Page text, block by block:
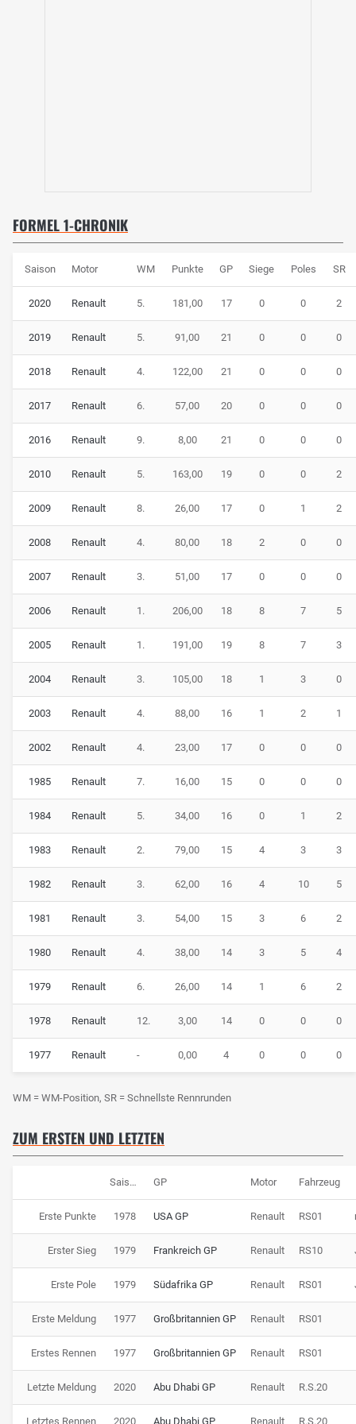
Landete man im Vorjahr nach auf Rang 4 der
Konstrukteurswertung, wurde man 2019 vom Kundenteam
einmal sechs Zähler vorToro Rosso
. Lediglich auf der
Power-Strecke von Monza konnte Renault mit Rang 4 und
Misere war die Disqualifikation beider Fahrzeuge beim
Großen Preis von Japan. Teamintern hatte Daniel
Ricciardo Nico Hülkenberg klar im Griff.
Ricciardo blieb 2020 bei Renault, während sich sein
deutscher Teamkollege aus der Formel 1 verabschiedete.
Er wurde durch Esteban Ocon ersetzt.
Esteban Ocon und Daniel Ricciardo im Renault-Merch, Foto: Renault
2021 wurde Renault rebranded und fährt seither unter dem
NamenAlpine. In der aktuellen Saison 2025 fahren der
Rookie
Franco Colapinto undPierre Gasly für das Team.
FORMEL 1-CHRONIK
Saison Motor WM Punkte GP Siege Poles SR
2020 Renault 5. 181,00 17 0 0 2
2019 Renault 5. 91,00 21 0 0 0
2018 Renault 4. 122,00 21 0 0 0
2017 Renault 6. 57,00 20 0 0 0
2016 Renault 9. 8,00 21 0 0 0
2010 Renault 5. 163,00 19 0 0 2
2009 Renault 8. 26,00 17 0 1 2
2008 Renault 4. 80,00 18 2 0 0
2007 Renault 3. 51,00 17 0 0 0
2006 Renault 1. 206,00 18 8 7 5
2005 Renault 1. 191,00 19 8 7 3
2004 Renault 3. 105,00 18 1 3 0
2003 Renault 4. 88,00 16 1 2 1
2002 Renault 4. 23,00 17 0 0 0
1985 Renault 7. 16,00 15 0 0 0
1984 Renault 5. 34,00 16 0 1 2
1983 Renault 2. 79,00 15 4 3 3
1982 Renault 3. 62,00 16 4 10 5
1981 Renault 3. 54,00 15 3 6 2
1980 Renault 4. 38,00 14 3 5 4
1979 Renault 6. 26,00 14 1 6 2
1978 Renault 12. 3,00 14 0 0 0
1977 Renault - 0,00 4 0 0 0
WM = WM-Position, SR = Schnellste Rennrunden
ZUM ERSTEN UND LETZTEN
Saison GP Motor Fahrzeug
Erste Punkte 1978 USA GP Renault RS01
Erster Sieg 1979 Frankreich GP Renault RS10
Erste Pole 1979 Südafrika GP Renault RS01
Erste Meldung 1977 Großbritannien GP Renault RS01
Erstes Rennen 1977 Großbritannien GP Renault RS01
Letzte Meldung 2020 Abu Dhabi GP Renault R.S.20
Letztes Rennen 2020 Abu Dhabi GP Renault R.S.20